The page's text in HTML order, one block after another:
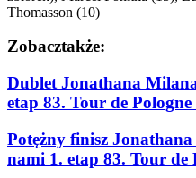
Thomasson (10)
Zobacztakże:
Dublet Jonathana
etap 83. Tour de
Potężny finisz
nami 1. etap 83. Tour